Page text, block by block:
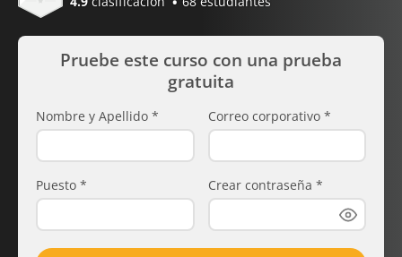
Pruebe este curso con una prueba
gratuita
Nombre y Apellido * Correo corporativo *
Puesto * Crear contraseña *